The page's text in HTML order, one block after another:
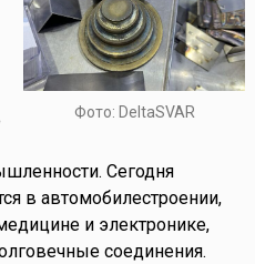
Фото: DeltaSVAR
Сегодня
в автомобилестроении,
и электронике,
соединения.